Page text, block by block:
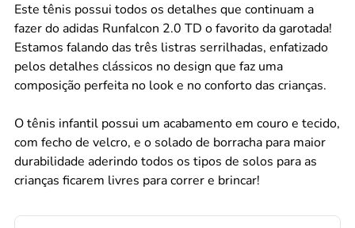
Este tênis possui todos os detalhes que continuam a
fazer do adidas Runfalcon 2.0 TD o favorito da garotada!
Estamos falando das três listras serrilhadas, enfatizado
pelos detalhes clássicos no design que faz uma
composição perfeita no look e no conforto das crianças.
O tênis infantil possui um acabamento em couro e tecido,
com fecho de velcro, e o solado de borracha para maior
durabilidade aderindo todos os tipos de solos para as
crianças ficarem livres para correr e brincar!